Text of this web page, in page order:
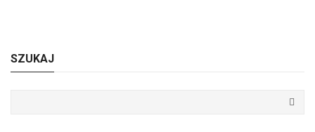
SZUKAJ